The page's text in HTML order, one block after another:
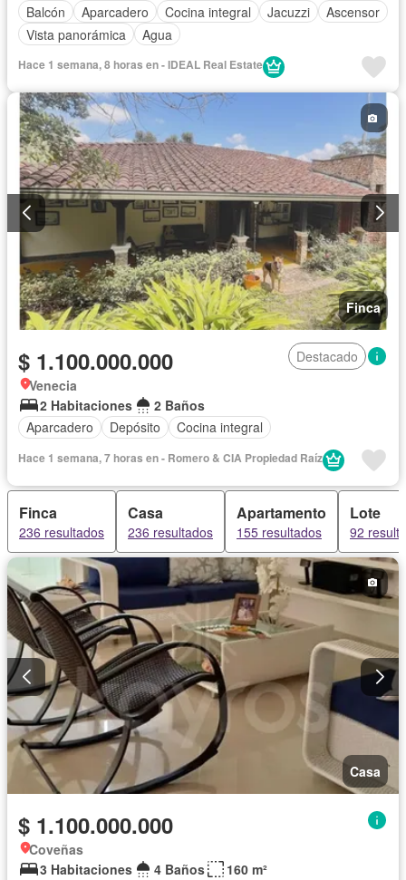
Balcón
Aparcadero Cocina integral Jacuzzi
Ascensor
Vista panorámica
Agua
Hace 1 semana, 8 horas en - IDEAL Real Estate
Finca
$ 1.100.000.000
Destacado
Venecia
2 Habitaciones
2 Baños
Aparcadero
Depósito Cocina integral
Hace 1 semana, 7 horas en - Romero & CIA Propiedad Raí­z
Finca
236 resultados
Casa
236 resultados
Apartamento
155 resultados
Lote
92
Casa
$ 1.100.000.000
Coveñas
3 Habitaciones
4 Baños
160 m²